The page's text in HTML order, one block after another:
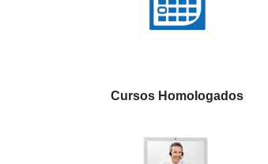
Cursos Homologados